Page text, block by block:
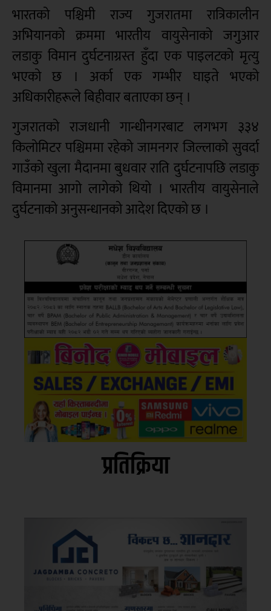
भारतको पश्चिमी राज्य गुजरातमा रात्रिकालीन
अभियानको क्रममा भारतीय वायुसेनाको जगुआर
लडाकु विमान दुर्घटनाग्रस्त हुँदा एक पाइलटको मृत्यु
भएको छ । अर्का एक गम्भीर घाइते भएको
अधिकारीहरूले बिहीवार बताएका छन् ।
गुजरातको राजधानी गान्धीनगरबाट लगभग ३३४
किलोमिटर पश्चिममा रहेको जामनगर जिल्लाको सुवर्दा
गाउँको खुला मैदानमा बुधवार राति दुर्घटनापछि लडाकु
विमानमा आगो लागेको थियो । भारतीय वायुसेनाले
दुर्घटनाको अनुसन्धानको आदेश दिएको छ ।
प्रतिक्रिया